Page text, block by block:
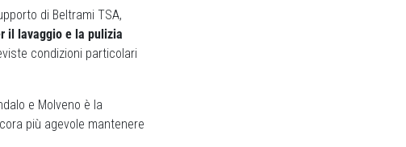
di Beltrami TSA,
il lavaggio e la pulizia
condizioni particolari
e Molveno è la
più agevole mantenere